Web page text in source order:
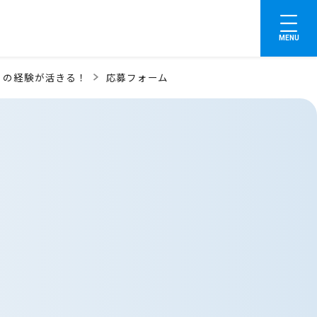
MENU
経験が活きる！ 応募フォーム